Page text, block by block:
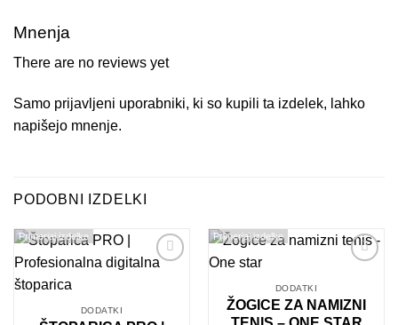
Mnenja
There are no reviews yet
Samo prijavljeni uporabniki, ki so kupili ta izdelek, lahko
napišejo mnenje.
PODOBNI IZDELKI
DODATKI
Primerjaj izdelke
seznam
želja
DODATKI
ŽOGICE ZA NAMIZNI
Primerjaj izdelke